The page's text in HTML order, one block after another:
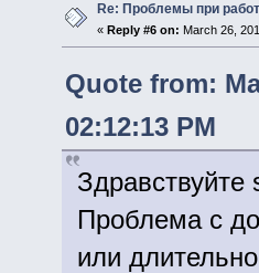
Re: Проблемы при
« Reply #6 on: March 26,
Quote from:
02:12:13 PM
Здравствуйте
Проблема с
или